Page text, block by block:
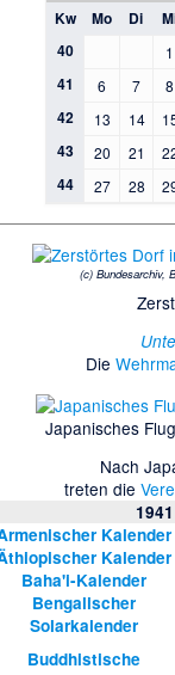
Kw
Mo Di
40
1
41 6 7 8
42 13 14
43 20 21
44 27 28
(c) Bundesarchiv,
Die
Japanisches
Nach
treten die
1941
Kalender
Kalender
Baha'i-Kalender
Bengalischer
Solarkalender
Buddhistische